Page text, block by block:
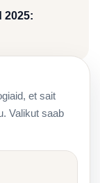
2025:
enne
et sait
Valikut saab